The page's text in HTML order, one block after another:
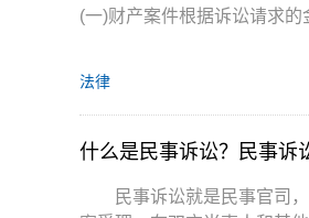
(一)财产案件根据诉讼请求的
法律
什么是民事诉讼？民事诉
民事诉讼就是民事官司